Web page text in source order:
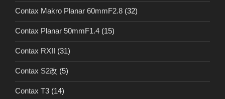
Contax Makro Planar 60mmF2.8 (32)
Contax Planar 50mmF1.4 (15)
Contax RXII (31)
Contax S2改 (5)
Contax T3 (14)